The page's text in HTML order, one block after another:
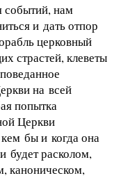
событий, нам
и дать отпор
церковный
страстей, клеветы
на всей
попытка
Церкви
бы и когда она
будет расколом,
каноническом,